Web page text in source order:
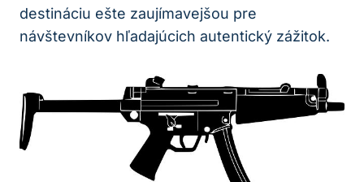
destináciu ešte zaujímavejšou pre
návštevníkov hľadajúcich autentický zážitok.